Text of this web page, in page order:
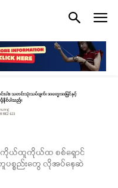
ကိုယ်ထူကိုယ်ထ စစ်ရှောင်
ကူပစ္စည်းတွေ လိုအပ်နေဆဲ